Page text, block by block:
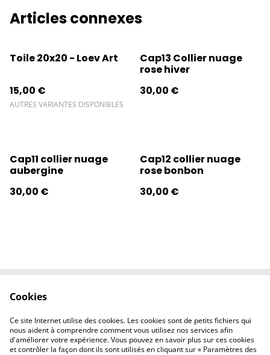
Articles connexes
Toile 20x20 - Loev Art
15,00 €
AUTRES VARIANTES DISPONIBLES
Cap13 Collier nuage
rose hiver
30,00 €
Cap11 collier nuage
aubergine
30,00 €
Cap12 collier nuage
rose bonbon
30,00 €
Contactez-nous
Politique de
confidentialité
Politique de
cookies
Cookies
Ce site Internet utilise des cookies. Les cookies sont de petits fichiers qui
nous aident à comprendre comment vous utilisez nos services afin
d'améliorer votre expérience. Vous pouvez en savoir plus sur ces cookies
et contrôler la façon dont ils sont utilisés en cliquant sur « Paramètres des